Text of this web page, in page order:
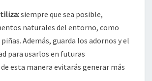
siempre que sea posible,
naturales del entorno, como
Además, guarda los adornos y el
para usarlos en futuras
esta manera evitarás generar más